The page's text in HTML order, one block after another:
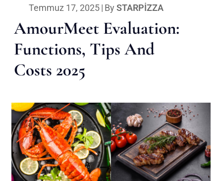
Temmuz 17, 2025| By STARPIZZA
AmourMeet Evaluation:
Functions, Tips And
Costs 2025